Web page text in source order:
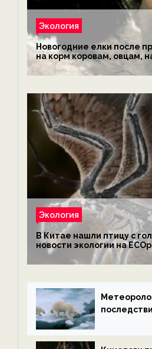
Экология
Новогодние елки после
на корм коровам, овцам,
обезьянам, львам и
экологии на ECOportal
Экология
В Китае нашли птицу с
новости экологии на
ECOportal